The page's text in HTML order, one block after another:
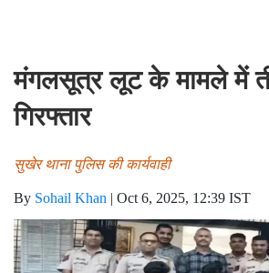
मंगलसूत्र लूट के मामले में
गिरफ्तार
सुखेर थाना पुलिस की कार्यवाही
By Sohail Khan | Oct 6, 2025, 12:39 IST